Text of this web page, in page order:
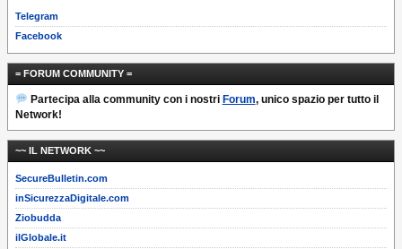
Telegram
Facebook
= FORUM COMMUNITY =
Partecipa alla community con i nostri Forum, unico spazio per tutto il
Network!
~~ IL NETWORK ~~
SecureBulletin.com
inSicurezzaDigitale.com
Ziobudda
ilGlobale.it